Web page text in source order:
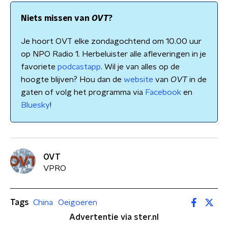
Niets missen van OVT?
Je hoort OVT elke zondagochtend om 10.00 uur
op NPO Radio 1. Herbeluister alle afleveringen in je
favoriete podcastapp. Wil je van alles op de
hoogte blijven? Hou dan de website van OVTin de
gaten of volg het programma via Facebook en
Bluesky!
OVT
VPRO
Tags China
Oeigoeren
Advertentie via ster.nl